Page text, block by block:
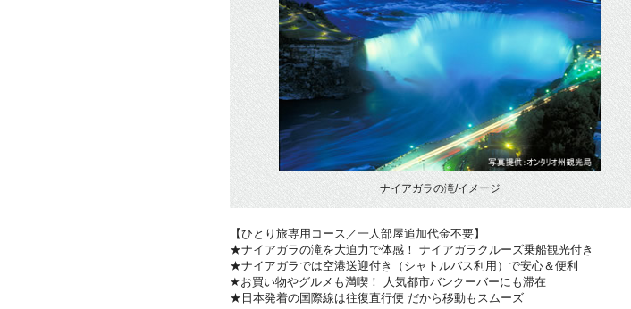
ナイアガラの滝/イメージ
【ひとり旅専用コース／一人部屋追加代金不要】
★ナイアガラの滝を大迫力で体感！ ナイアガラクルーズ乗船観光付き
★ナイアガラでは空港送迎付き（シャトルバス利用）で安心＆便利
★お買い物やグルメも満喫！ 人気都市バンクーバーにも滞在
★日本発着の国際線は往復直行便 だから移動もスムーズ